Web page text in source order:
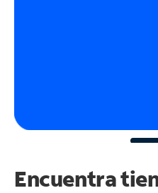
Encuentra